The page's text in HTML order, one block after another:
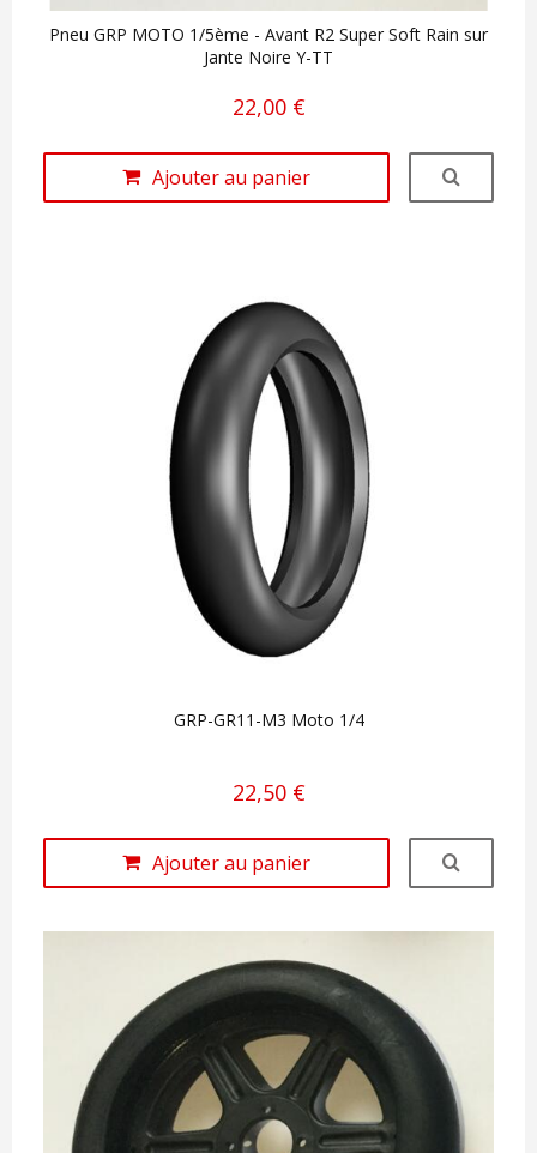
Pneu GRP MOTO 1/5ème - Avant R2 Super Soft Rain sur
Jante Noire Y-TT
22,00 €
Ajouter au panier
GRP-GR11-M3 Moto 1/4
22,50 €
Ajouter au panier